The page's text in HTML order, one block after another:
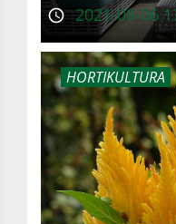
2021-08-06
HORTIKULTURA